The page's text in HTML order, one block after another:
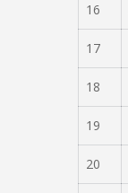
16
17
18
19
20